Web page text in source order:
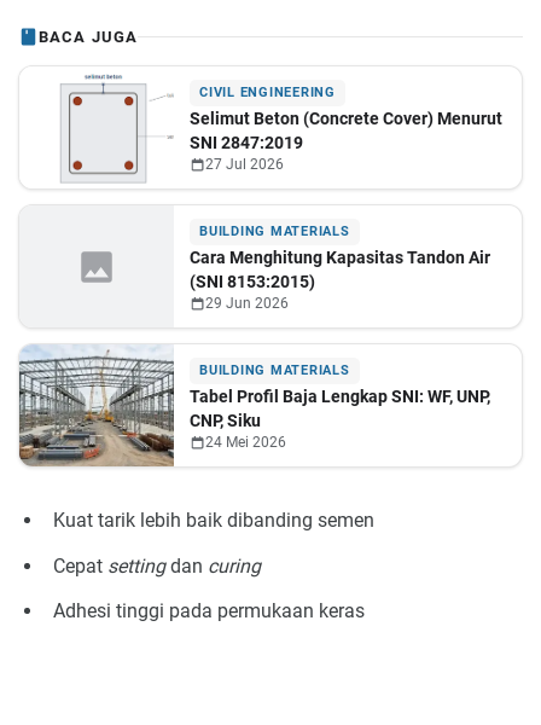
BACA JUGA
CIVIL ENGINEERING
Selimut Beton (Concrete Cover) Menurut
SNI 2847:2019
27 Jul 2026
BUILDING MATERIALS
Cara Menghitung Kapasitas Tandon Air
(SNI 8153:2015)
29 Jun 2026
BUILDING MATERIALS
Tabel Profil Baja Lengkap SNI: WF, UNP,
CNP, Siku
24 Mei 2026
Kuat tarik lebih baik dibanding semen
Cepat settingdan curing
Adhesi tinggi pada permukaan keras